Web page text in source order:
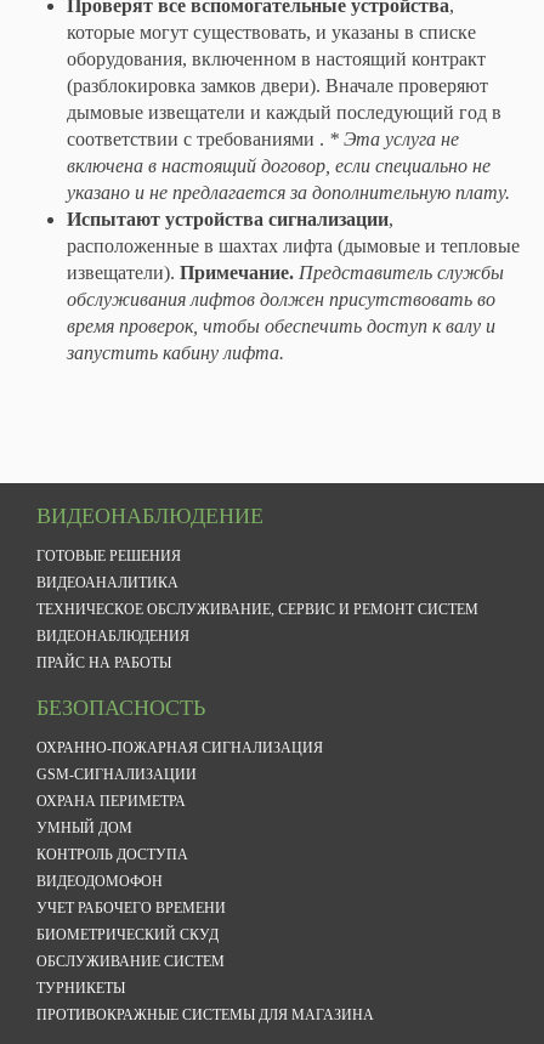
Проверят все вспомогательные устройства,
которые могут существовать, и указаны в списке
оборудования, включенном в настоящий контракт
(разблокировка замков двери). Вначале проверяют
дымовые извещатели и каждый последующий год в
соответствии с требованиями . * Эта услуга не
включена в настоящий договор, если специально не
указано и не предлагается за дополнительную плату.
Испытают устройства сигнализации,
расположенные в шахтах лифта (дымовые и тепловые
извещатели). Примечание. Представитель службы
обслуживания лифтов должен присутствовать во
время проверок, чтобы обеспечить доступ к валу и
запустить кабину лифта.
ВИДЕОНАБЛЮДЕНИЕ
ГОТОВЫЕ РЕШЕНИЯ
ВИДЕОАНАЛИТИКА
ТЕХНИЧЕСКОЕ ОБСЛУЖИВАНИЕ, СЕРВИС И РЕМОНТ СИСТЕМ
ВИДЕОНАБЛЮДЕНИЯ
ПРАЙС НА РАБОТЫ
БЕЗОПАСНОСТЬ
ОХРАННО-ПОЖАРНАЯ СИГНАЛИЗАЦИЯ
GSM-СИГНАЛИЗАЦИИ
ОХРАНА ПЕРИМЕТРА
УМНЫЙ ДОМ
КОНТРОЛЬ ДОСТУПА
ВИДЕОДОМОФОН
УЧЕТ РАБОЧЕГО ВРЕМЕНИ
БИОМЕТРИЧЕСКИЙ СКУД
ОБСЛУЖИВАНИЕ СИСТЕМ
ТУРНИКЕТЫ
ПРОТИВОКРАЖНЫЕ СИСТЕМЫ ДЛЯ МАГАЗИНА